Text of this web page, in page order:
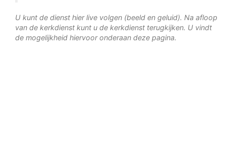
U kunt de dienst hier live volgen (beeld en geluid). Na afloop
van de kerkdienst kunt u de kerkdienst terugkijken. U vindt
de mogelijkheid hiervoor onderaan deze pagina.